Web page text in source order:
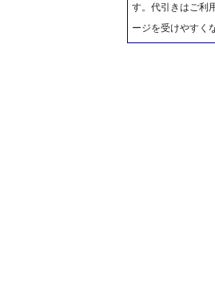
す。代引きはご利
ージを受けやすく